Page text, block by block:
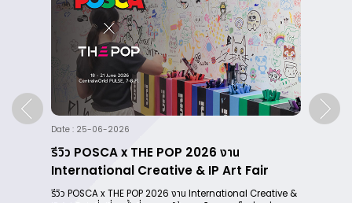
Date : 25-06-2026
รีวิว POSCA x THE POP 2026 งาน
International Creative & IP Art Fair
รีวิว POSCA x THE POP 2026 งาน International Creative &